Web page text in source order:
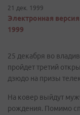
21 дек. 1999
Электронная
1999
25 декабря во
пройдет третий
дзюдо на призы
На ковер выйдут
рождения. Помимо